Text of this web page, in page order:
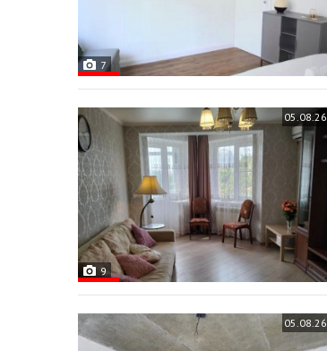
7
05.08.26
9
05.08.26